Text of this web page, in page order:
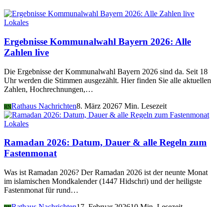
Lokales
Ergebnisse Kommunalwahl Bayern 2026: Alle
Zahlen live
Die Ergebnisse der Kommunalwahl Bayern 2026 sind da. Seit 18
Uhr werden die Stimmen ausgezählt. Hier finden Sie alle aktuellen
Zahlen, Hochrechnungen,…
RNRathaus Nachrichten8. März 20267 Min. Lesezeit
Lokales
Ramadan 2026: Datum, Dauer & alle Regeln zum
Fastenmonat
Was ist Ramadan 2026? Der Ramadan 2026 ist der neunte Monat
im islamischen Mondkalender (1447 Hidschri) und der heiligste
Fastenmonat für rund…